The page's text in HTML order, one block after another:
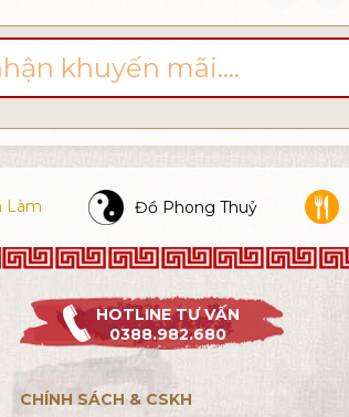
Làm Đồ Phong Thuỷ
HOTLINE TƯ VẤN
0388.982.680
CHÍNH SÁCH & CSKH